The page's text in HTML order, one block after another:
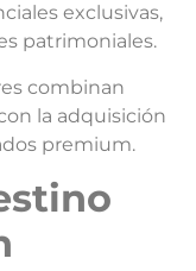
exclusivas,
patrimoniales.
combinan
la adquisición
premium.